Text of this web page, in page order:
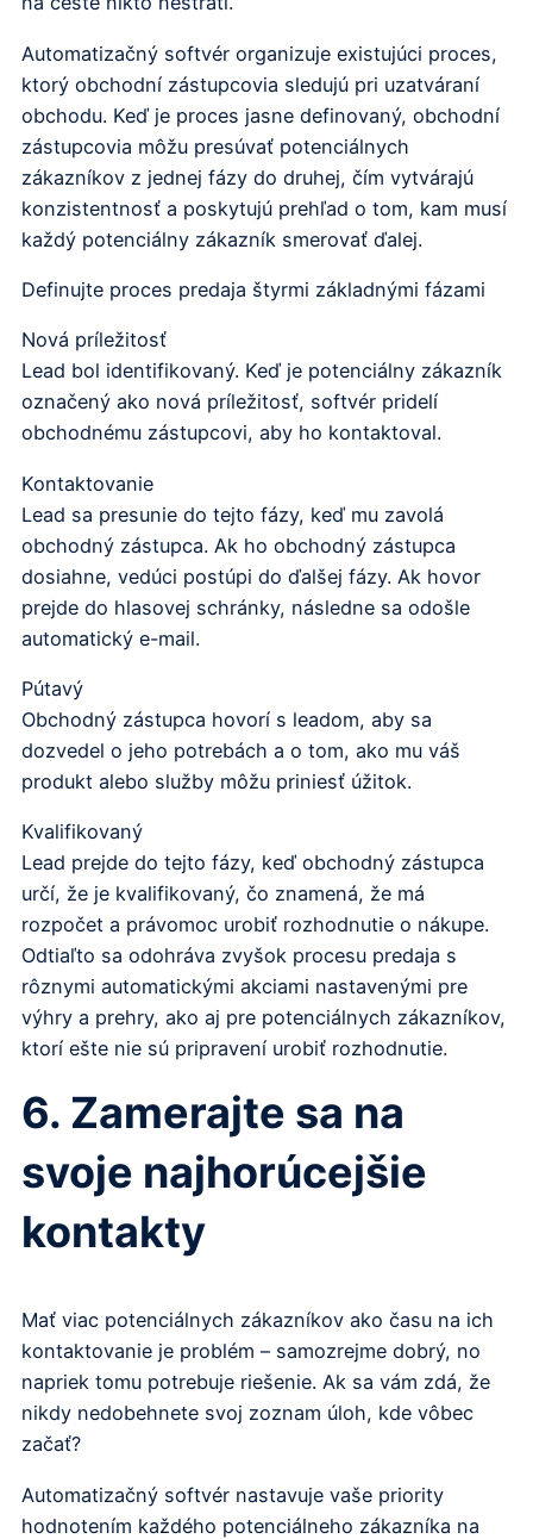
Automatizačný softvér organizuje existujúci proces,
ktorý obchodní zástupcovia sledujú pri uzatváraní
obchodu. Keď je proces jasne definovaný, obchodní
zástupcovia môžu presúvať potenciálnych
zákazníkov z jednej fázy do druhej, čím vytvárajú
konzistentnosť a poskytujú prehľad o tom, kam musí
každý potenciálny zákazník smerovať ďalej.
Definujte proces predaja štyrmi základnými fázami
Nová príležitosť
Lead bol identifikovaný. Keď je potenciálny zákazník
označený ako nová príležitosť, softvér pridelí
obchodnému zástupcovi, aby ho kontaktoval.
Kontaktovanie
Lead sa presunie do tejto fázy, keď mu zavolá
obchodný zástupca. Ak ho obchodný zástupca
dosiahne, vedúci postúpi do ďalšej fázy. Ak hovor
prejde do hlasovej schránky, následne sa odošle
automatický e-mail.
Pútavý
Obchodný zástupca hovorí s leadom, aby sa
dozvedel o jeho potrebách a o tom, ako mu váš
produkt alebo služby môžu priniesť úžitok.
Kvalifikovaný
Lead prejde do tejto fázy, keď obchodný zástupca
určí, že je kvalifikovaný, čo znamená, že má
rozpočet a právomoc urobiť rozhodnutie o nákupe.
Odtiaľto sa odohráva zvyšok procesu predaja s
rôznymi automatickými akciami nastavenými pre
výhry a prehry, ako aj pre potenciálnych zákazníkov,
ktorí ešte nie sú pripravení urobiť rozhodnutie.
6. Zamerajte sa na
svoje najhorúcejšie
kontakty
Mať viac potenciálnych zákazníkov ako času na ich
kontaktovanie je problém – samozrejme dobrý, no
napriek tomu potrebuje riešenie. Ak sa vám zdá, že
nikdy nedobehnete svoj zoznam úloh, kde vôbec
začať?
Automatizačný softvér nastavuje vaše priority
hodnotením každého potenciálneho zákazníka na